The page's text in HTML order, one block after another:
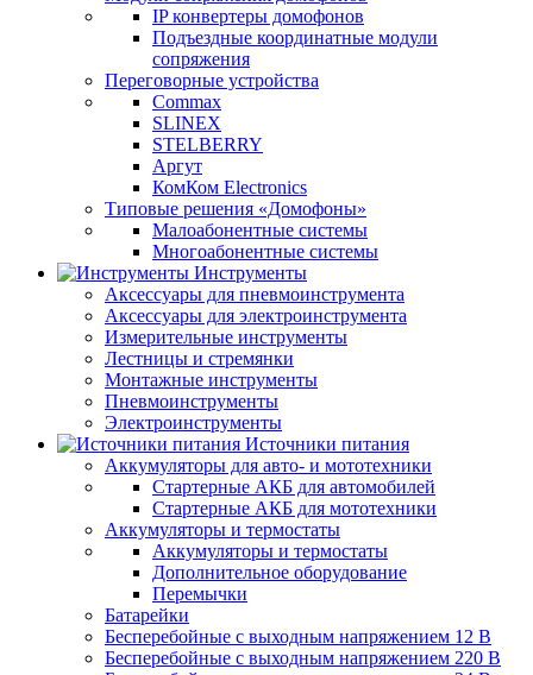
IP конвертеры домофонов
Подъездные координатные модули
сопряжения
Переговорные устройства
Commax
SLINEX
STELBERRY
Аргут
КомКом Electronics
Типовые решения «Домофоны»
Малоабонентные системы
Многоабонентные системы
Инструменты
Аксессуары для пневмоинструмента
Аксессуары для электроинструмента
Измерительные инструменты
Лестницы и стремянки
Монтажные инструменты
Пневмоинструменты
Электроинструменты
Источники питания
Аккумуляторы для авто- и мототехники
Стартерные АКБ для автомобилей
Стартерные АКБ для мототехники
Аккумуляторы и термостаты
Аккумуляторы и термостаты
Дополнительное оборудование
Перемычки
Батарейки
Бесперебойные с выходным напряжением 12 В
Бесперебойные с выходным напряжением 220 В